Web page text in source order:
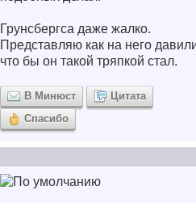
Грунсбергса даже жалко.
Представляю как на него
что бы он такой тряпкой стал.
В Минюст
Цитата
Спасибо